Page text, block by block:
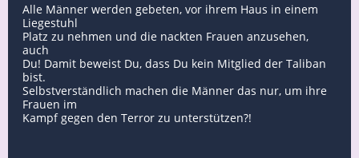
Alle Männer werden gebeten, vor ihrem Haus in einem
Liegestuhl
Platz zu nehmen und die nackten Frauen anzusehen,
auch
Du! Damit beweist Du, dass Du kein Mitglied der Taliban
bist.
Selbstverständlich machen die Männer das nur, um ihre
Frauen im
Kampf gegen den Terror zu unterstützen?!